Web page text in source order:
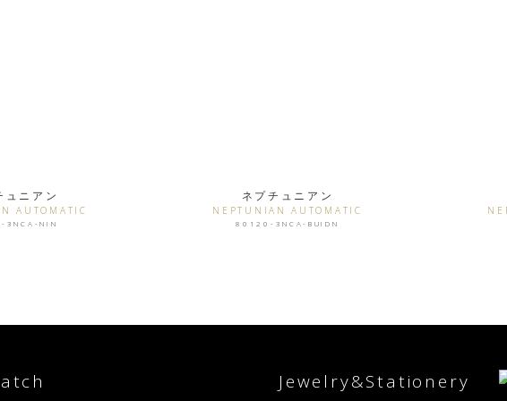
ュニアン
AUTOMATIC
3NCA-NIN
ネプチュニアン
NEPTUNIAN AUTOMATIC
80120-3NCA-BUIDN
Jewelry&Stationery